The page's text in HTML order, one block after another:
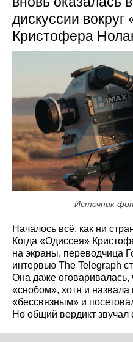
дискуссии
Кристофера
Источник
Началось всё, как ни
Когда «Одиссея»
на экраны, переводчица
интервью The Telegraph
Она даже оговаривалась,
«снобом», хотя и
«бессвязным» и
Но общий вердикт звучал